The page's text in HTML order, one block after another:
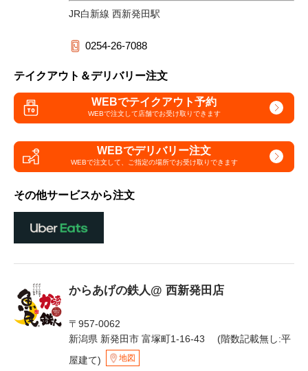
JR白新線 西新発田駅
0254-26-7088
テイクアウト＆デリバリー注文
WEBでテイクアウト予約
WEBで注文して店舗でお受け取りできます
WEBでデリバリー注文
WEBで注文して、 ご指定の場所でお受け取りできます
その他サービスから注文
からあげの鉄人@ 西新発田店
〒957-0062
新潟県 新発田市 富塚町1-16-43 (階数記載無し:平
屋建て)
地図